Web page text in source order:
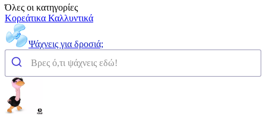
Όλες οι κατηγορίες
Κορεάτικα Καλλυντικά
Ψάχνεις για δροσιά;